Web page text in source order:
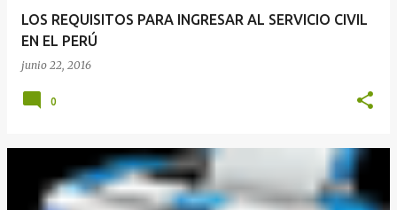
LOS REQUISITOS PARA INGRESAR AL SERVICIO CIVIL
EN EL PERÚ
junio 22, 2016
0